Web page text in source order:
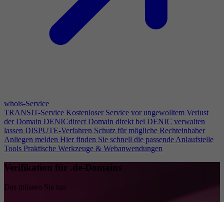
whois-Service
TRANSIT-Service Kostenloser Service vor ungewolltem Verlust
der Domain DENICdirect Domain direkt bei DENIC verwalten
lassen DISPUTE-Verfahren Schutz für mögliche Rechteinhaber
Anliegen melden Hier finden Sie schnell die passende Anlaufstelle
Tools Praktische Werkzeuge & Webanwendungen
Verifikation für .de-Domains
Das müssen Sie tun